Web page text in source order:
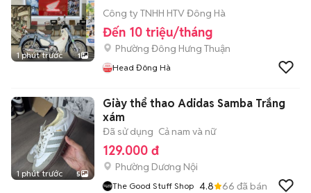
1 phút trước 1
Công ty TNHH HTV Đông Hà
Đến 10 triệu/tháng
Phường Đông Hưng Thuận
Head Đông Hà
1 phút trước 5
Giày thể thao Adidas Samba Trắng
xám
Đã sử dụng Cả nam và nữ
129.000 đ
Phường Dương Nội
The Good Stuff Shop 4.8 66 đã bán